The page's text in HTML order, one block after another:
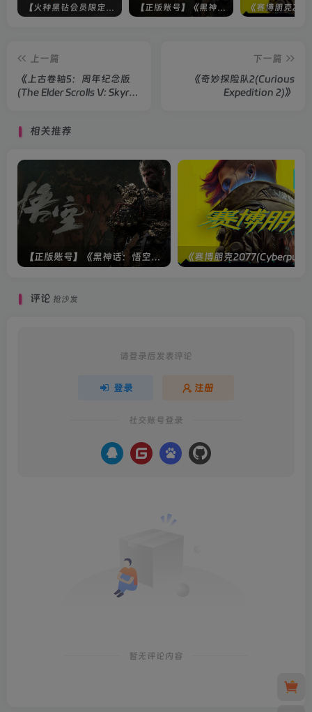
【火种黑钻会员限定】未上架游戏 【正版账号】《黑神话：悟空(BLACK MYTH WU KONG)》
上一篇
《上古卷轴5：周年纪念版
(The Elder Scrolls V: Skyrim
下一篇
《奇妙探险队2(Curious
Expedition 2)》
相关推荐
【正版账号】《黑神话：悟空(BLACK MYTH WU KONG)》
评论 抢沙发
请登录后发表评论
登录 注册
社交账号登录
暂无评论内容